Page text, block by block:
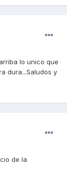
lo unico que
dura...Saludos y
de la